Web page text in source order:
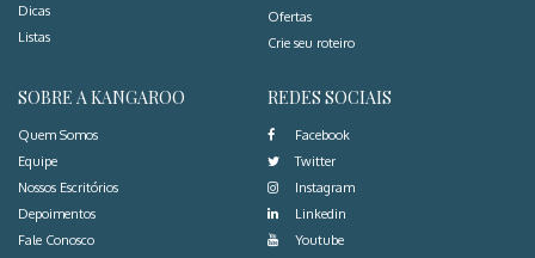
Dicas
Listas
Ofertas
Crie seu roteiro
SOBRE A KANGAROO
Quem Somos
Equipe
Nossos Escritórios
Depoimentos
Fale Conosco
REDES SOCIAIS
Facebook
Twitter
Instagram
Linkedin
Youtube